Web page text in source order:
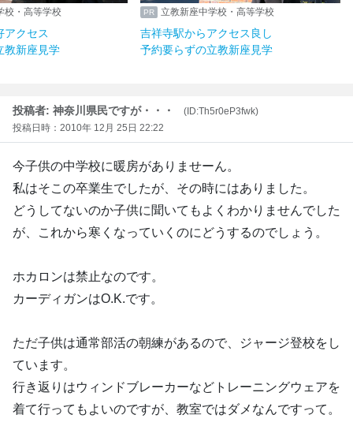
校・高等学校
アクセス
教新座見学
立教新座中学校・高等学校
吉祥寺駅からアクセス良し
予約要らずの立教新座見学
投稿者: 神奈川県民ですが・・・
(ID:Th5r0eP3fwk)
投稿日時：2010年 12月 25日 22:22
今子供の中学校に暖房がありませーん。
私はそこの卒業生でしたが、その時にはありました。
どうしてないのか子供に聞いてもよくわかりませんでした
が、これから寒くなっていくのにどうするのでしょう。
ホカロンは禁止なのです。
カーディガンはO.K.です。
ただ子供は通常部活の朝練があるので、ジャージ登校をし
ています。
行き返りはウィンドブレーカーなどトレーニングウェアを
着て行ってもよいのですが、教室ではダメなんですって。